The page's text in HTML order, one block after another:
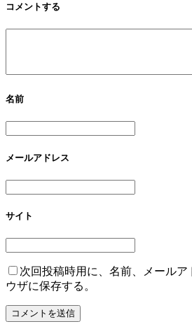
コメントする
名前
メールアドレス
サイト
次回投稿時用に、名前、メールア
ウザに保存する。